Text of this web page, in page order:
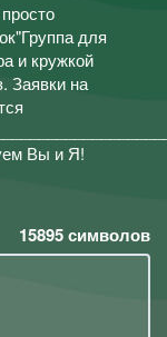
для
и кружкой
Заявки на
Вы и Я!
15895символов